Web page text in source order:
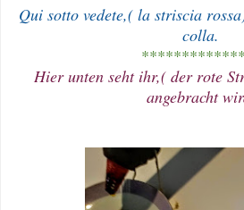
Qui sotto vedete,( la striscia
colla.
Hier unten seht ihr,( der rote
angebracht